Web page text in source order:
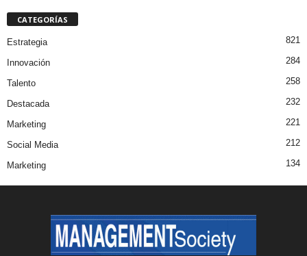
CATEGORÍAS
Estrategia 821
Innovación 284
Talento 258
Destacada 232
Marketing 221
Social Media 212
Marketing 134